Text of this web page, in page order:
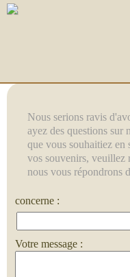
Nous serions ravis
ayez des questions sur
que vous souhaitiez en
vos souvenirs, veuillez
nous vous répondrons
concerne :
Votre message :